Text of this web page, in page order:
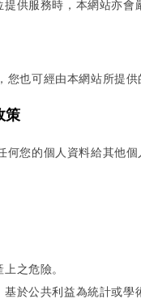
供服務時，本網站亦
也可經由本網站所提
策
您的個人資料給其他
之危險。
於公共利益為統計或